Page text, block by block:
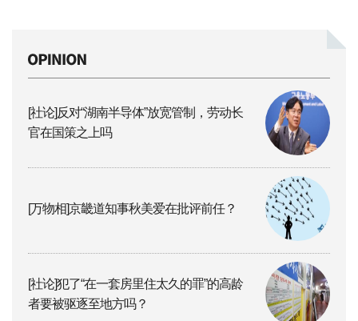
[社论]反对“湖南半导体”放宽管制，劳动长
官在国策之上吗
[万物相]京畿道知事秋美爱在批评前任？
[社论]犯了“在一套房里住太久的罪”的高龄
者要被驱逐至地方吗？